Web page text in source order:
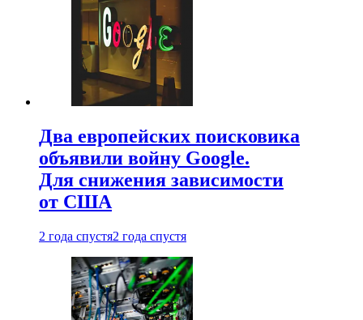
Два европейских поисковика
объявили войну Google.
Для снижения зависимости
от США
2 года спустя2 года спустя